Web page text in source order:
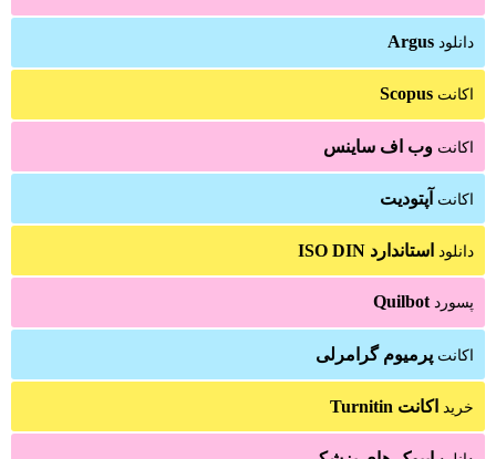
دانلود Argus
اکانت Scopus
اکانت وب اف ساینس
اکانت آپتودیت
دانلود استاندارد ISO DIN
پسورد Quilbot
اکانت پرمیوم گرامرلی
خرید اکانت Turnitin